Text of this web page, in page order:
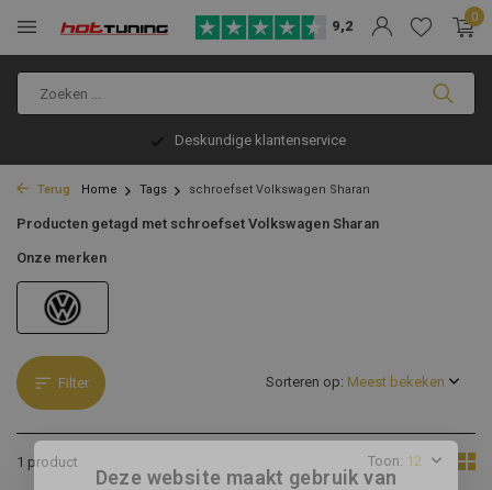
9,2
0
Deskundige klantenservice
Terug Home Tags schroefset Volkswagen Sharan
Producten getagd met schroefset Volkswagen Sharan
Onze merken
Filter
1 product Toon:
Sorteren op:
Deze website maakt gebruik van